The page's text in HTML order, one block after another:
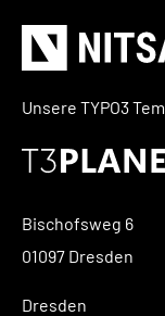
Unsere TYPO3
Bischofsweg 6
01097 Dresden
Dresden